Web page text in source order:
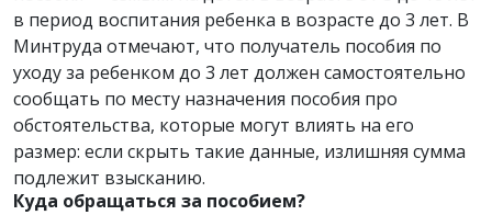
в период воспитания ребенка в возрасте до 3 лет. В
Минтруда отмечают, что получатель пособия по
уходу за ребенком до 3 лет должен самостоятельно
сообщать по месту назначения пособия про
обстоятельства, которые могут влиять на его
размер: если скрыть такие данные, излишняя сумма
подлежит взысканию.
Куда обращаться за пособием?